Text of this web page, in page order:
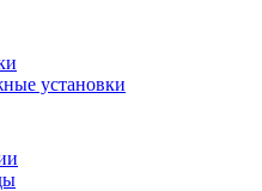
установки